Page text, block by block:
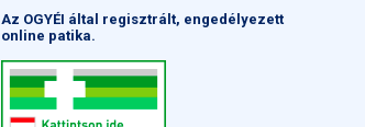
Az OGYÉI által regisztrált, engedélyezett
online patika.